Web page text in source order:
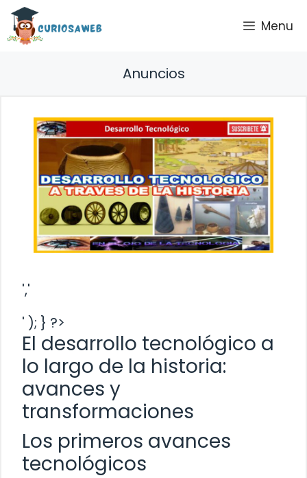
Saltar
contenido
Menu
Anuncios
','
' ); } ?>
El desarrollo tecnológico a
lo largo de la historia:
avances y
transformaciones
Los primeros avances
tecnológicos